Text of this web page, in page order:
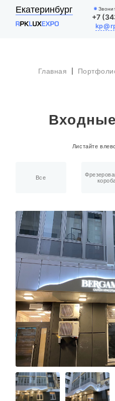
Екатеринбург
+7
АКЦИИ
О КОМПАНИИ
Главная
Листайте
Все